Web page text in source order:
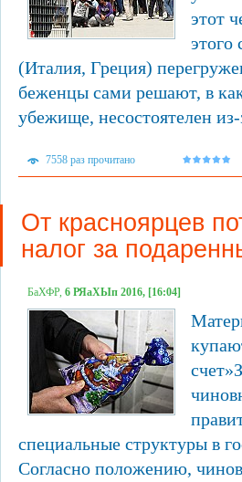
этот
этого
(Италия, Греция)
беженцы сами решают, в
убежище, несостоятелен
7558 раз прочитано
От красноярцев
налог за
БаХФР, 6 РЯаХЫп 2016, [16:04]
специальные структуры в
Согласно положению,